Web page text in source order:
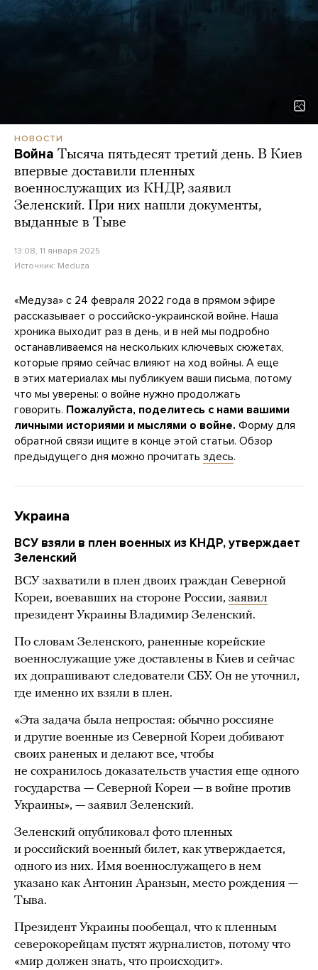
НОВОСТИ
Война Тысяча пятьдесят третий день. В Киев
впервые доставили пленных
военнослужащих из КНДР, заявил
Зеленский. При них нашли документы,
выданные в Тыве
13:08, 11 января 2025
Источник: Meduza
«Медуза» с 24 февраля 2022 года в прямом эфире
рассказывает о российско-украинской войне. Наша
хроника выходит раз в день, и в ней мы подробно
останавливаемся на нескольких ключевых сюжетах,
которые прямо сейчас влияют на ход войны. А еще
в этих материалах мы публикуем ваши письма, потому
что мы уверены: о войне нужно продолжать
говорить. Пожалуйста, поделитесь с нами вашими
личными историями и мыслями о войне. Форму для
обратной связи ищите в конце этой статьи. Обзор
предыдущего дня можно прочитать здесь.
Украина
ВСУ взяли в плен военных из КНДР, утверждает
Зеленский
ВСУ захватили в плен двоих граждан Северной
Кореи, воевавших на стороне России, заявил
президент Украины Владимир Зеленский.
По словам Зеленского, раненные корейские
военнослужащие уже доставлены в Киев и сейчас
их допрашивают следователи СБУ. Он не уточнил,
где именно их взяли в плен.
«Эта задача была непростая: обычно россияне
и другие военные из Северной Кореи добивают
своих раненых и делают все, чтобы
не сохранилось доказательств участия еще одного
государства — Северной Кореи — в войне против
Украины», — заявил Зеленский.
Зеленский опубликовал фото пленных
и российский военный билет, как утверждается,
одного из них. Имя военнослужащего в нем
указано как Антонин Аранзын, место рождения —
Тыва.
Президент Украины пообещал, что к пленным
северокорейцам пустят журналистов, потому что
«мир должен знать, что происходит».